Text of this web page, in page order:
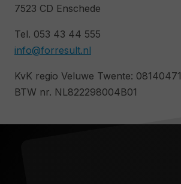
7523 CD Enschede
Tel. 053 43 44 555
info@forresult.nl
KvK regio Veluwe Twente: 08140471
BTW nr. NL822298004B01